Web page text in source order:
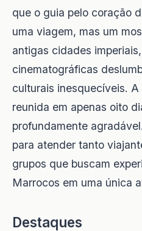
que o guia pelo coração
uma viagem, mas um
antigas cidades
cinematográficas
culturais inesquecíveis.
reunida em apenas oito
profundamente
para atender tanto
grupos que buscam
Marrocos em uma única
Destaques